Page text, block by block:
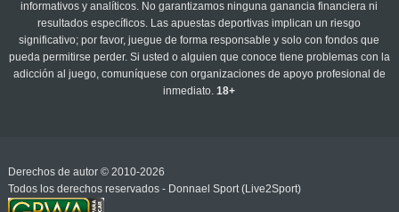
informativos y analíticos. No garantizamos ninguna ganancia financiera ni
resultados específicos. Las apuestas deportivas implican un riesgo
significativo; por favor, juegue de forma responsable y solo con fondos que
pueda permitirse perder. Si usted o alguien que conoce tiene problemas con la
adicción al juego, comuníquese con organizaciones de apoyo profesional de
inmediato.18+
Derechos de autor © 2010-2026
Todos los derechos reservados - Donnael Sport (Live2Sport)